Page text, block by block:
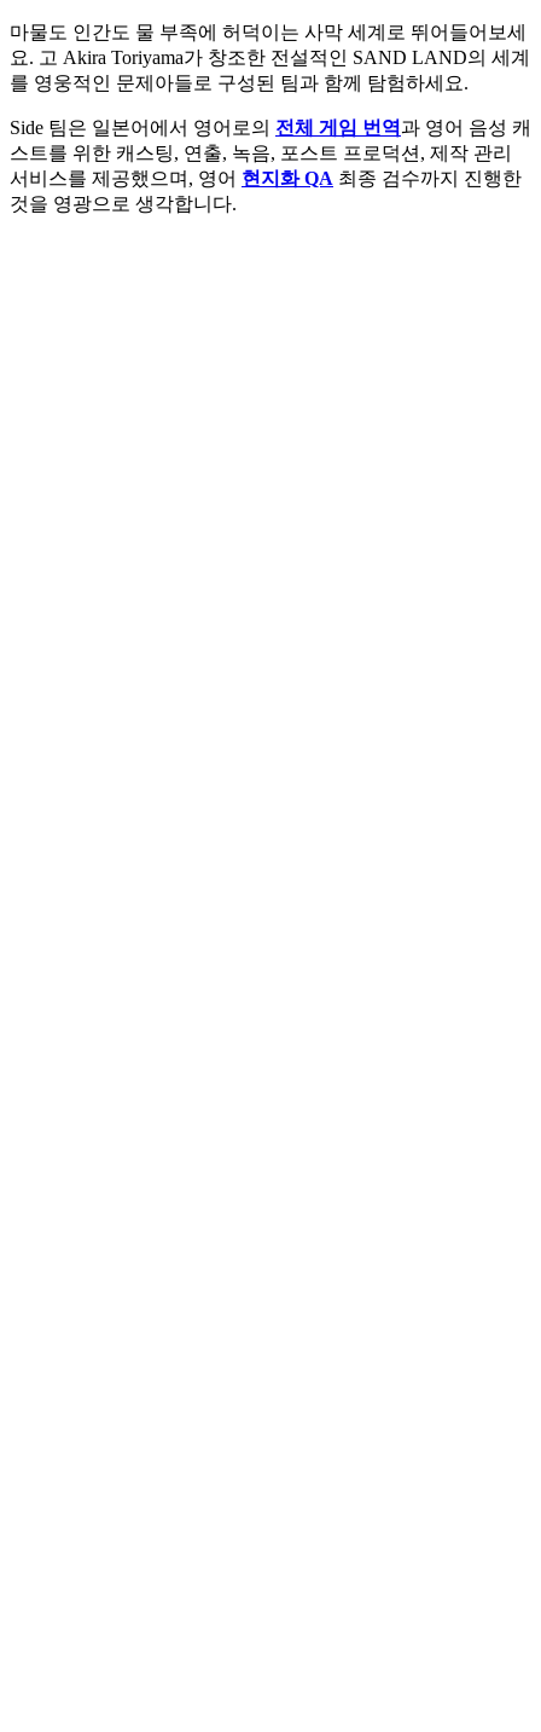
마물도 인간도 물 부족에 허덕이는 사막 세계로 뛰어들어보세
요. 고 Akira Toriyama가 창조한 전설적인 SAND LAND의 세계
를 영웅적인 문제아들로 구성된 팀과 함께 탐험하세요.
Side 팀은 일본어에서 영어로의 전체 게임 번역과 영어 음성 캐
스트를 위한 캐스팅, 연출, 녹음, 포스트 프로덕션, 제작 관리
서비스를 제공했으며, 영어 현지화 QA 최종 검수까지 진행한
것을 영광으로 생각합니다.